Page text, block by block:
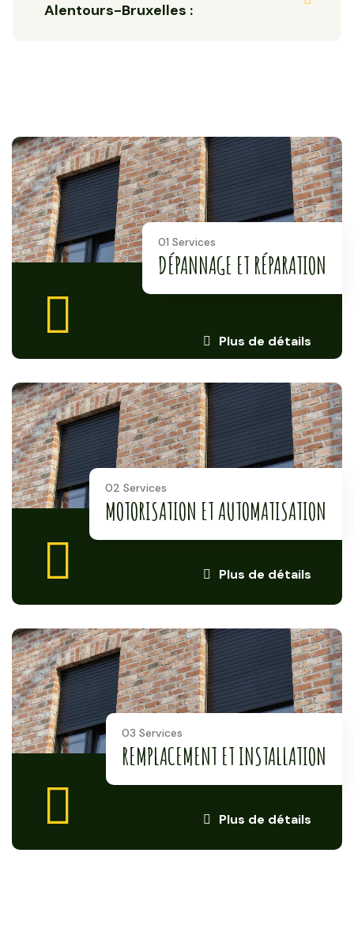
Alentours-Bruxelles :
Plus de détails
01 Services
DÉPANNAGE ET RÉPARATION
Plus de détails
02 Services
MOTORISATION ET AUTOMATISATION
Plus de détails
03 Services
REMPLACEMENT ET INSTALLATION